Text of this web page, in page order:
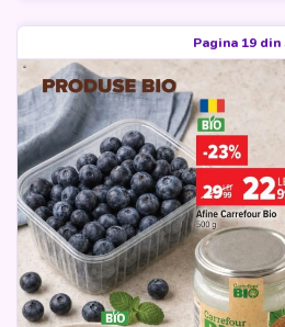
Pagina 19 din